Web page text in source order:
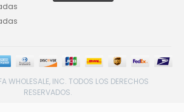
INC. TODOS LOS DERECHOS
RESERVADOS.